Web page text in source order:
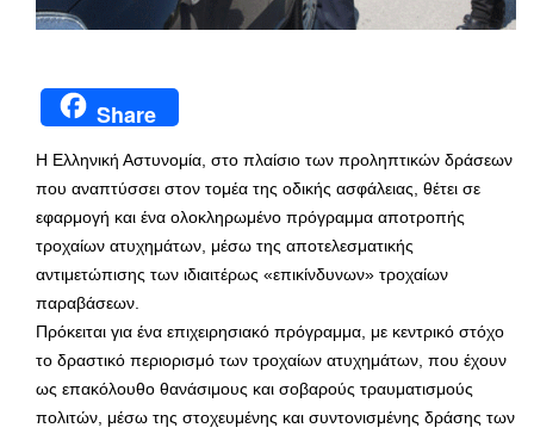
Share
Η Ελληνική Αστυνομία, στο πλαίσιο των προληπτικών δράσεων
που αναπτύσσει στον τομέα της οδικής ασφάλειας, θέτει σε
εφαρμογή και ένα ολοκληρωμένο πρόγραμμα αποτροπής
τροχαίων ατυχημάτων, μέσω της αποτελεσματικής
αντιμετώπισης των ιδιαιτέρως «επικίνδυνων» τροχαίων
παραβάσεων.
Πρόκειται για ένα επιχειρησιακό πρόγραμμα, με κεντρικό στόχο
το δραστικό περιορισμό των τροχαίων ατυχημάτων, που έχουν
ως επακόλουθο θανάσιμους και σοβαρούς τραυματισμούς
πολιτών, μέσω της στοχευμένης και συντονισμένης δράσης των